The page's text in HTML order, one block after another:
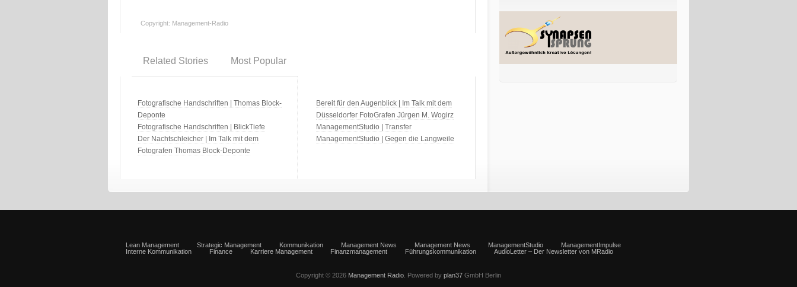
Copyright: Management-Radio
Related Stories Most Popular
Fotografische Handschriften | Thomas Block-
Deponte
Fotografische Handschriften | BlickTiefe
Der Nachtschleicher | Im Talk mit dem
Fotografen Thomas Block-Deponte
Bereit für den Augenblick | Im Talk mit dem
Düsseldorfer FotoGrafen Jürgen M. Wogirz
ManagementStudio | Transfer
ManagementStudio | Gegen die Langweile
Lean Management Strategic Management Kommunikation Management News Management News ManagementStudio
ManagementImpulse
Interne Kommunikation
Finance Karriere Management Finanzmanagement Führungskommunikation AudioLetter – Der Newsletter von MRadio
Copyright © 2026 Management Radio . Powered by plan37 GmbH Berlin